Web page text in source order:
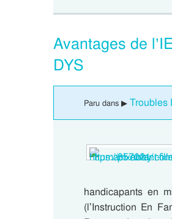
Avantages de
DYS
Paru dans ▶ Troubles
handicapants en
(l’Instruction En